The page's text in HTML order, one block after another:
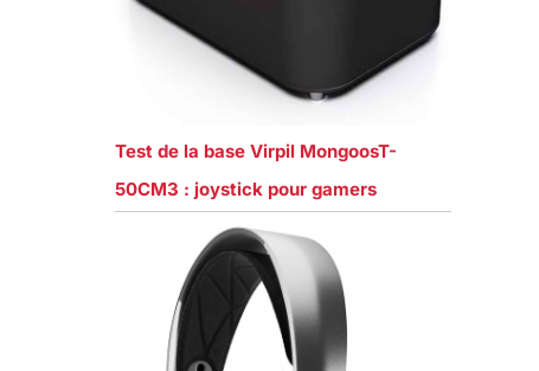
Test de la base Virpil MongoosT-
50CM3 : joystick pour gamers